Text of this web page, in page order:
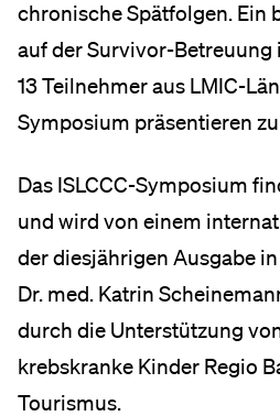
chronische Spätfolgen. Ein
auf der Survivor-
13 Teilnehmer aus LMIC-
Symposium präsentieren
Das ISLCCC-Symposium
und wird von einem
der diesjährigen Ausgabe
Dr. med. Katrin
durch die Unterstützung
krebskranke Kinder Regio
Tourismus.